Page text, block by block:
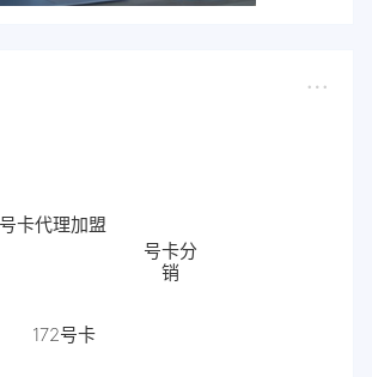
号卡代理加盟
号卡分
销
172号卡